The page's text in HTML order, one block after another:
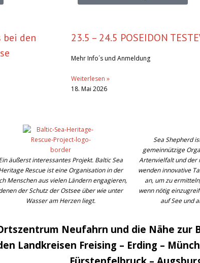
bei den
23.5 – 24.5 POSEIDON
Mehr Info´s und Anmeldung
Weiterlesen »
18. Mai 2026
äußerst interessantes Projekt. Baltic Sea
Rescue ist eine Organisation in der
Menschen aus vielen Ländern engagieren,
der Schutz der Ostsee über wie unter
Wasser am Herzen liegt.
Sea Shepherd
gemeinnützige
Artenvielfalt und der
wenden innovative
an, um zu
wenn nötig
auf See und
Neufahrn und die Nähe zur
Landkreisen Freising – Erding –